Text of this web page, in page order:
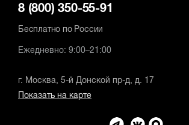
8 (800) 350-55-91
Бесплатно по России
Ежедневно: 9:00–21:00
г. Москва, 5-й Донской пр-д, д. 17
Показать на карте